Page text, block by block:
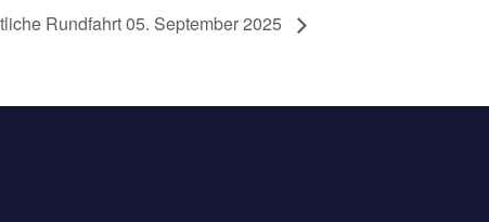
Rundfahrt 05. September 2025